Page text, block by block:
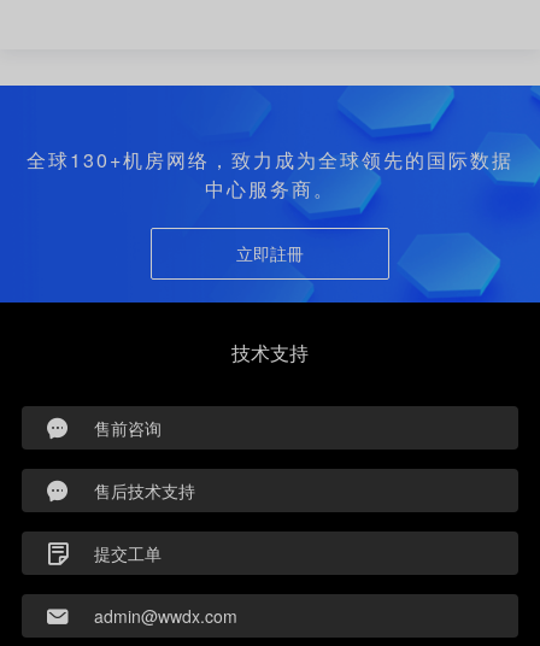
全球130+机房网络，致力成为全球领先的国际数据
中心服务商。
立即註冊
技术支持
售前咨询
售后技术支持
提交工单
admin@wwdx.com